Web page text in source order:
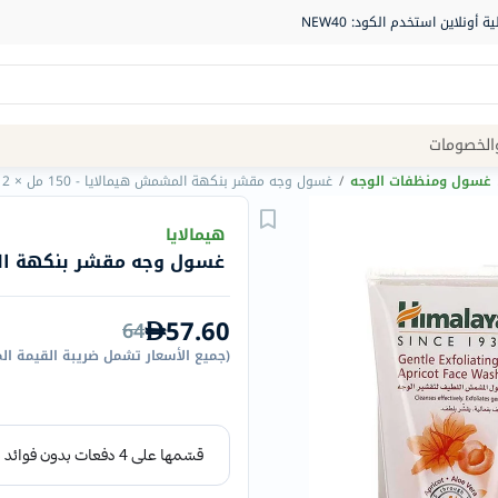
Navigation
الصيدلية
Humantara
carroten
Posay
غسول ومنظفات الوجه / غسول وجه مقشر بنكهة المشمش هيمالايا - 150 مل × 2
هيمالايا
غسول وجه مقشر بنكهة
57.60
64
(جميع الأسعار تشمل ضريبة القيمة